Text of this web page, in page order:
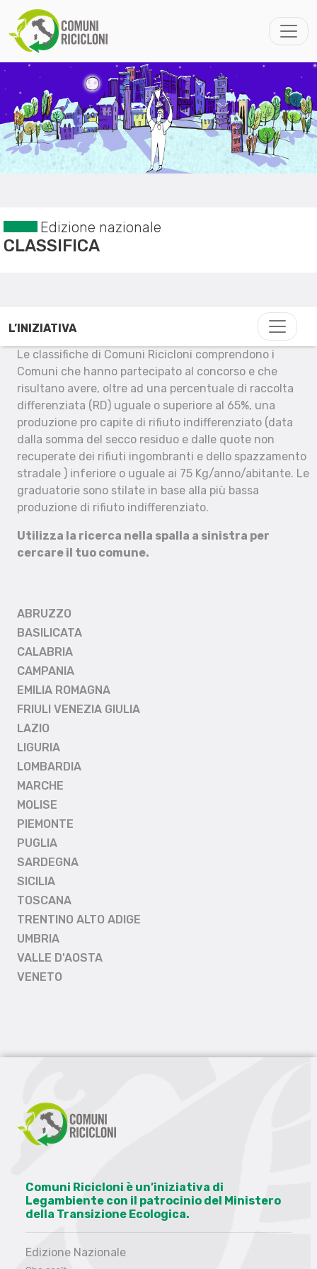
Edizione nazionale
CLASSIFICA
L’INIZIATIVA
Le classifiche di Comuni Ricicloni comprendono i
Comuni che hanno partecipato al concorso e che
risultano avere, oltre ad una percentuale di raccolta
differenziata (RD) uguale o superiore al 65%, una
produzione pro capite di rifiuto indifferenziato (data
dalla somma del secco residuo e dalle quote non
recuperate dei rifiuti ingombranti e dello spazzamento
stradale ) inferiore o uguale ai 75 Kg/anno/abitante. Le
graduatorie sono stilate in base alla più bassa
produzione di rifiuto indifferenziato.
Utilizza la ricerca nella spalla a sinistra per
cercare il tuo comune.
ABRUZZO
BASILICATA
CALABRIA
CAMPANIA
EMILIA ROMAGNA
FRIULI VENEZIA GIULIA
LAZIO
LIGURIA
LOMBARDIA
MARCHE
MOLISE
PIEMONTE
PUGLIA
SARDEGNA
SICILIA
TOSCANA
TRENTINO ALTO ADIGE
UMBRIA
VALLE D'AOSTA
VENETO
Comuni Ricicloni è un’iniziativa di
Legambiente con il patrocinio del Ministero
della Transizione Ecologica.
Edizione Nazionale